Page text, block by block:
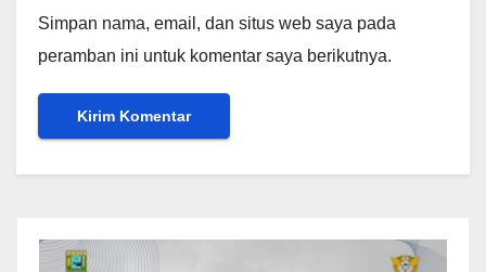
Simpan nama, email, dan situs web saya pada
peramban ini untuk komentar saya berikutnya.